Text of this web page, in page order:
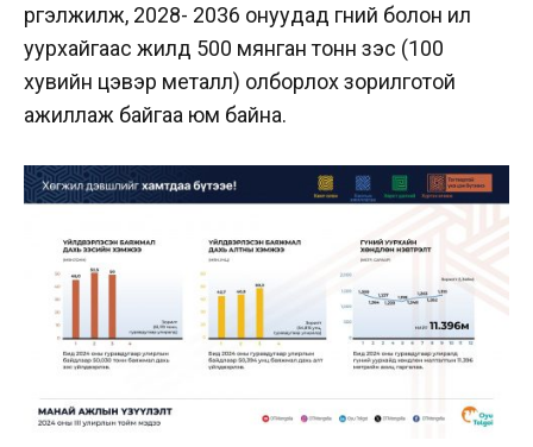
үргэлжилж, 2028- 2036 онуудад гүний болон ил
уурхайгаас жилд 500 мянган тонн зэс (100
хувийн цэвэр металл) олборлох зорилготой
ажиллаж байгаа юм байна.